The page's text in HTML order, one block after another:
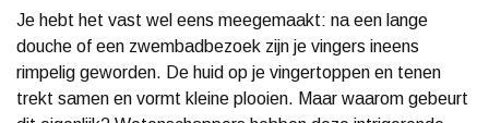
Je hebt het vast wel eens meegemaakt: na een lange
douche of een zwembadbezoek zijn je vingers ineens
rimpelig geworden. De huid op je vingertoppen en tenen
trekt samen en vormt kleine plooien. Maar waarom gebeurt